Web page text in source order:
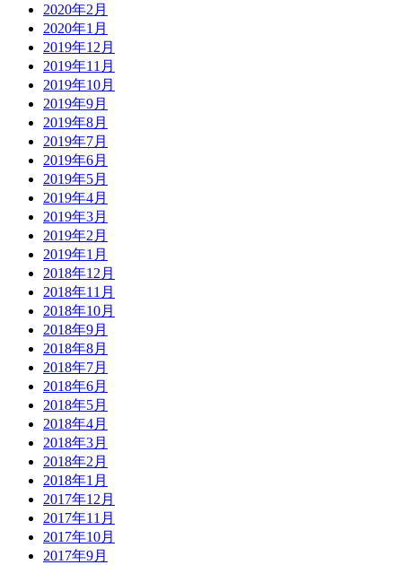
2020年2月
2020年1月
2019年12月
2019年11月
2019年10月
2019年9月
2019年8月
2019年7月
2019年6月
2019年5月
2019年4月
2019年3月
2019年2月
2019年1月
2018年12月
2018年11月
2018年10月
2018年9月
2018年8月
2018年7月
2018年6月
2018年5月
2018年4月
2018年3月
2018年2月
2018年1月
2017年12月
2017年11月
2017年10月
2017年9月